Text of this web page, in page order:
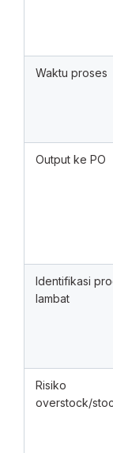
Waktu proses
Output ke PO
Identifikasi
lambat
Risiko
overstock/